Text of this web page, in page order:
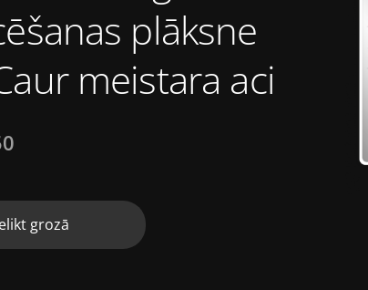
plāksne
meistara aci
grozā